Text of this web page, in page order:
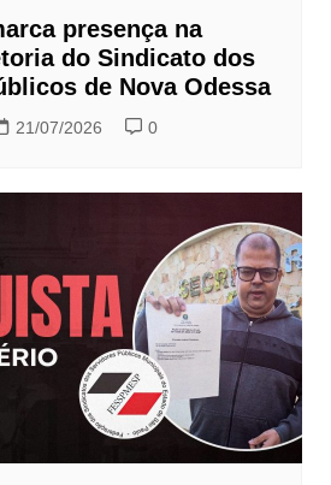
presença na
do Sindicato dos
de Nova Odessa
21/07/2026 0